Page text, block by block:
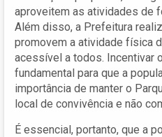
aproveitem as atividades de
Além disso, a Prefeitura
promovem a atividade física
acessível a todos. Incentivar
fundamental para que a
importância de manter o
local de convivência e não
É essencial, portanto, que a